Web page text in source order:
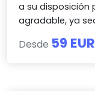
a su disposición
agradable, ya
Desde 59 EUR